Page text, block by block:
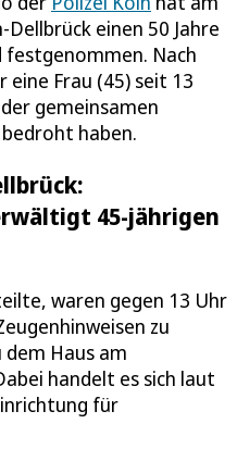
einen 50 Jahre
Nach
Frau (45) seit 13
gemeinsamen
haben.
45-jährigen
waren gegen 13 Uhr
zu
Haus am
handelt es sich laut
für